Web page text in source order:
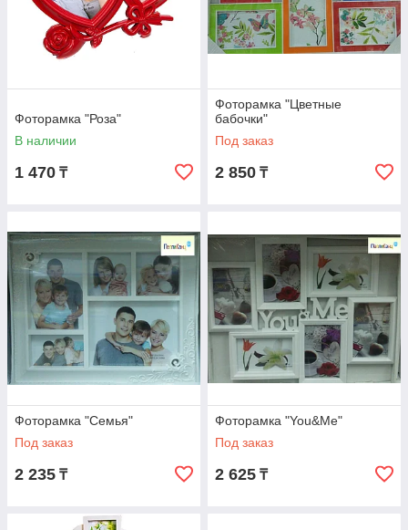
Фоторамка "Роза"
В наличии
1 470 ₸
Фоторамка "Цветные
бабочки"
Под заказ
2 850 ₸
Фоторамка "Семья"
Под заказ
2 235 ₸
Фоторамка "You&Me"
Под заказ
2 625 ₸